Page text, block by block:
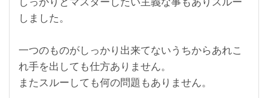
しました。
一つのものがしっかり出来てないうちからあれこ
れ手を出しても仕方ありません。
またスルーしても何の問題もありません。